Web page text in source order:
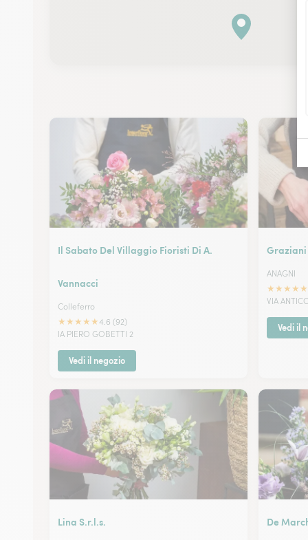
Il Sabato Del Villaggio Fioristi Di A.
Vannacci
Colleferro
★★★★★4.6 (92)
IA PIERO GOBETTI 2
Vedi il negozio
ANAGNI
★★★★★
VIA
Vedi il
Lina S.r.l.s. De